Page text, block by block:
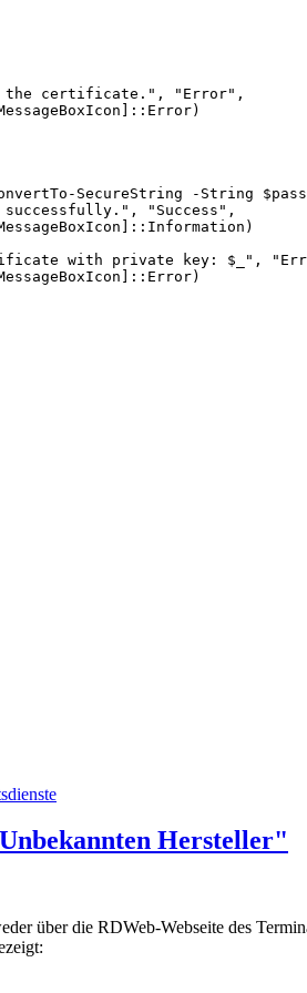
certificate.", "Error",
SecureString -String
"Success",
with private key: $_",
Hersteller"
über die RDWeb-Webseite des